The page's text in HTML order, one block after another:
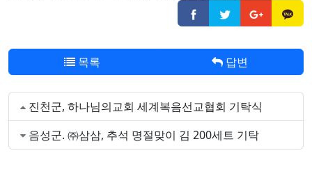
목록 답변
진천군, 하나님의교회 세계복음선교협회 기탁식
음성군. ㈜삼삼, 추석 명절맞이 김 200세트 기탁